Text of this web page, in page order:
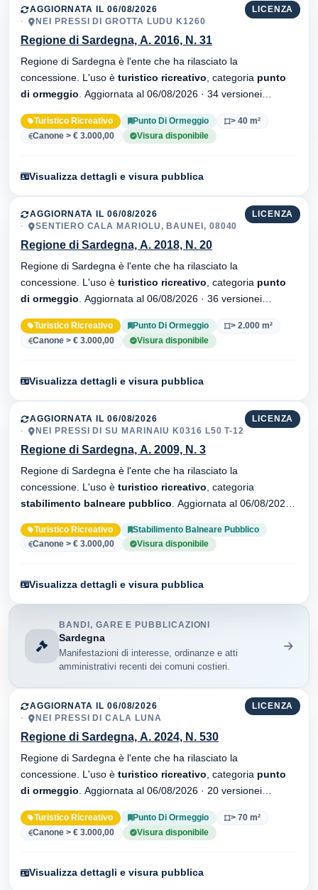
LICENZA
AGGIORNATA IL 06/08/2026
NEI PRESSI DI GROTTA LUDU K1260
Regione di Sardegna, A. 2016, N. 31
Regione di Sardegna è l'ente che ha rilasciato la
concessione. L'uso è turistico ricreativo , categoria punto
di ormeggio
Turistico Ricreativo Punto Di Ormeggio
> 40 m²
Canone > € 3.000,00
Visura disponibile
Visualizza dettagli e visura pubblica
LICENZA
AGGIORNATA IL 06/08/2026
SENTIERO CALA MARIOLU, BAUNEI, 08040
Regione di Sardegna, A. 2018, N. 20
Regione di Sardegna è l'ente che ha rilasciato la
concessione. L'uso è turistico ricreativo , categoria punto
di ormeggio
Turistico Ricreativo Punto Di Ormeggio
> 2.000 m²
Canone > € 3.000,00
Visura disponibile
Visualizza dettagli e visura pubblica
LICENZA
AGGIORNATA IL 06/08/2026
NEI PRESSI DI SU MARINAIU K0316 L50 T-12
Regione di Sardegna, A. 2009, N. 3
Regione di Sardegna è l'ente che ha rilasciato la
concessione. L'uso è turistico ricreativo , categoria
stabilimento balneare pubblico
Turistico Ricreativo
Stabilimento Balneare Pubblico
Canone > € 3.000,00
Visura disponibile
Visualizza dettagli e visura pubblica
BANDI, GARE E PUBBLICAZIONI
Sardegna
Manifestazioni di interesse, ordinanze e atti
amministrativi recenti dei comuni costieri.
LICENZA
AGGIORNATA IL 06/08/2026
NEI PRESSI DI CALA LUNA
Regione di Sardegna, A. 2024, N. 530
Regione di Sardegna è l'ente che ha rilasciato la
concessione. L'uso è turistico ricreativo , categoria punto
di ormeggio
Turistico Ricreativo Punto Di Ormeggio
> 70 m²
Canone > € 3.000,00
Visura disponibile
Visualizza dettagli e visura pubblica